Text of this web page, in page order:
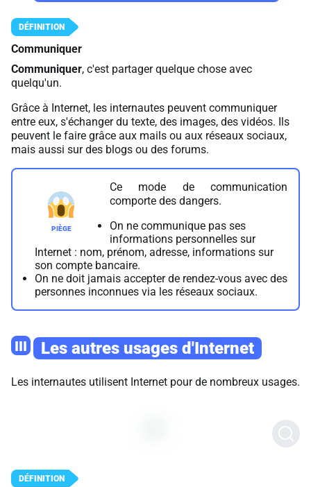
Communiquer
Communiquer, c'est partager quelque chose avec
quelqu'un.
Grâce à Internet, les internautes peuvent communiquer
entre eux, s'échanger du texte, des images, des vidéos. Ils
peuvent le faire grâce aux mails ou aux réseaux sociaux,
mais aussi sur des blogs ou des forums.
Ce mode de communication
comporte des dangers.
On ne communique pas ses
informations personnelles sur
Internet : nom, prénom, adresse, informations sur
son compte bancaire.
On ne doit jamais accepter de rendez-vous avec des
personnes inconnues via les réseaux sociaux.
III Les autres usages d'Internet
Les internautes utilisent Internet pour de nombreux usages.